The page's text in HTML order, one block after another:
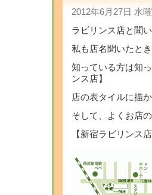
2012年6月27日 水
ラビリンス店と聞
私も店名聞いたとき
知っている方は知
ンス店】
店の表タイルに描
そして、よくお店
【新宿ラビリンス